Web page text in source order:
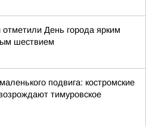
отметили День города ярким
шествием
подвига: костромские
тимуровское